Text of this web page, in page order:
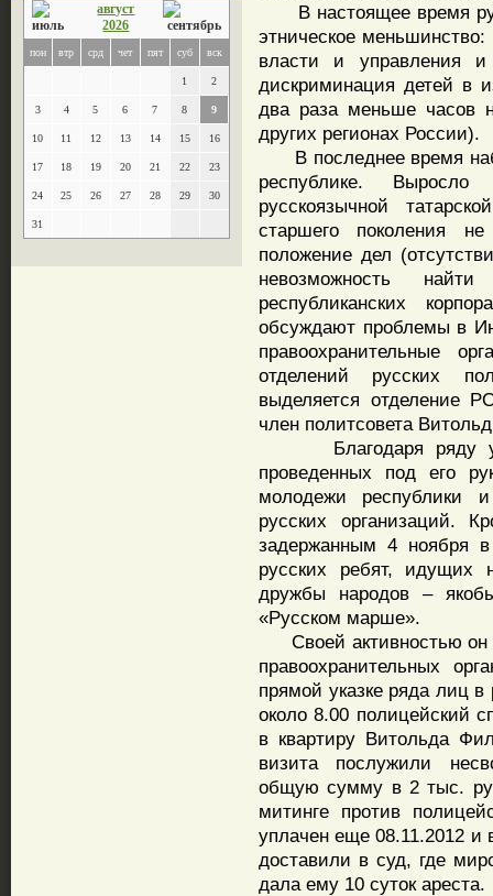
август
2026
пон втр срд чет пят суб вск
1 2
3 4 5 6 7 8 9
10 11 12 13 14 15 16
17 18 19 20 21 22 23
24 25 26 27 28 29 30
31
В настоящее время
этническое меньшинство:
власти и управления
дискриминация детей в
два раза меньше часов
других регионах России).
В последнее время
республике.
русскоязычной
старшего поколения
положение дел
невозможность
республиканских
обсуждают проблемы в
правоохранительные
отделений русских
выделяется отделение
член политсовета
Благодаря ряду
проведенных под его
молодежи республики
русских организаций.
задержанным 4 ноября
русских ребят, идущих
дружбы народов –
«Русском марше».
Своей активностью он
правоохранительных
прямой указке ряда лиц в
около 8.00 полицейский
в квартиру Витольда
визита послужили
общую сумму в 2 тыс.
митинге против
уплачен еще 08.11.2012 и
доставили в суд, где
дала ему 10 суток ареста.